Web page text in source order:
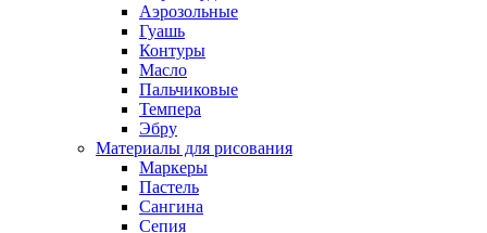
Аэрозольные
Гуашь
Контуры
Масло
Пальчиковые
Темпера
Эбру
Материалы для рисования
Маркеры
Пастель
Сангина
Сепия